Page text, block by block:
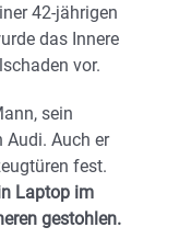
42-jährigen
das Innere
vor.
sein
Audi. Auch er
fest.
Laptop im
gestohlen.